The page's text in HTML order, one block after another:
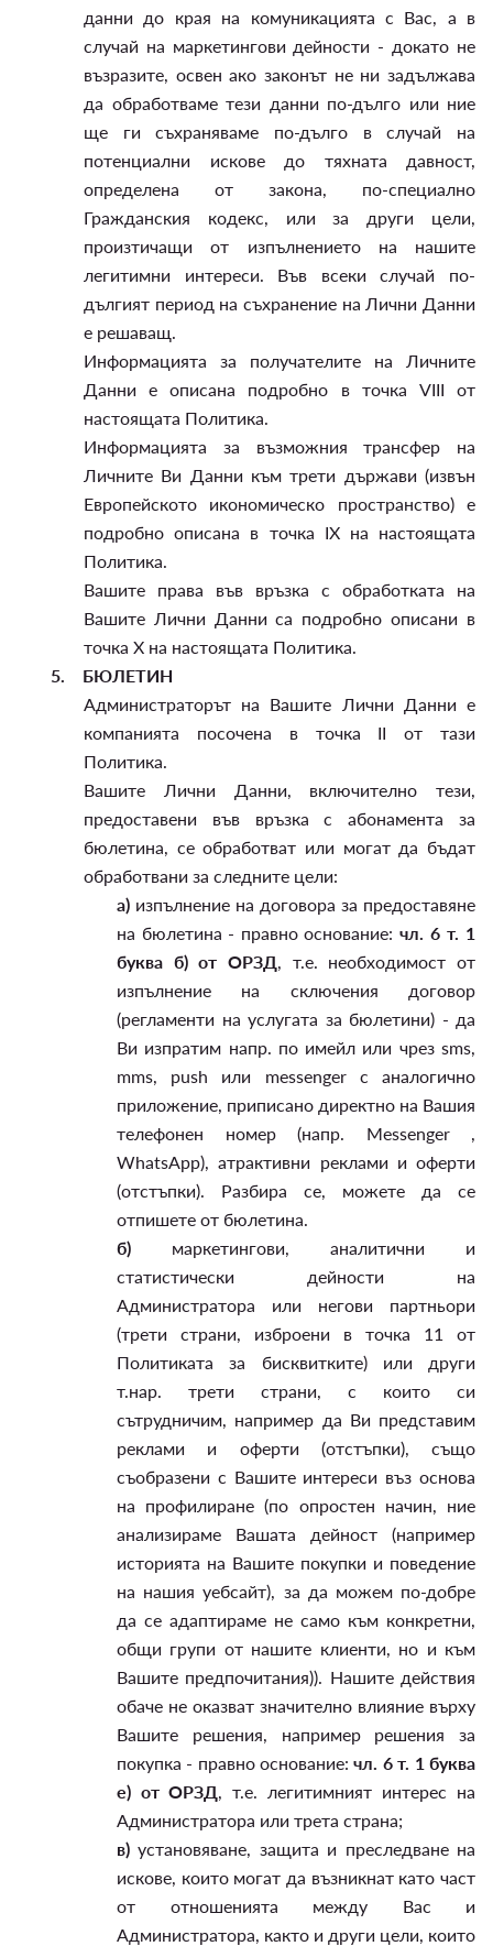
данни до края на комуникацията с Вас, а в
случай на маркетингови дейности - докато не
възразите, освен ако законът не ни задължава
да обработваме тези данни по-дълго или ние
ще ги съхраняваме по-дълго в случай на
потенциални искове до тяхната давност,
определена от закона, по-специално
Гражданския кодекс, или за други цели,
произтичащи от изпълнението на нашите
легитимни интереси. Във всеки случай по-
дългият период на съхранение на Лични Данни
е решаващ.
Информацията за получателите на Личните
Данни е описана подробно в точка VIII от
настоящата Политика.
Информацията за възможния трансфер на
Личните Ви Данни към трети държави (извън
Европейското икономическо пространство) е
подробно описана в точка IX на настоящата
Политика.
Вашите права във връзка с обработката на
Вашите Лични Данни са подробно описани в
точка X на настоящата Политика.
5. БЮЛЕТИН
Администраторът на Вашите Лични Данни е
компанията посочена в точка II от тази
Политика.
Вашите Лични Данни, включително тези,
предоставени във връзка с абонамента за
бюлетина, се обработват или могат да бъдат
обработвани за следните цели:
а) изпълнение на договора за предоставяне
на бюлетина - правно основание: чл. 6 т. 1
буква б) от ОРЗД, т.е. необходимост от
изпълнение на сключения договор
(регламенти на услугата за бюлетини) - да
Ви изпратим напр. по имейл или чрез sms,
mms, push или messenger с аналогично
приложение, приписано директно на Вашия
телефонен номер (напр. Messenger ,
WhatsApp), атрактивни реклами и оферти
(отстъпки). Разбира се, можете да се
отпишете от бюлетина.
б) маркетингови, аналитични и
статистически дейности на
Администратора или негови партньори
(трети страни, изброени в точка 11 от
Политиката за бисквитките) или други
т.нар. трети страни, с които си
сътрудничим, например да Ви представим
реклами и оферти (отстъпки), също
съобразени с Вашите интереси въз основа
на профилиране (по опростен начин, ние
анализираме Вашата дейност (например
историята на Вашите покупки и поведение
на нашия уебсайт), за да можем по-добре
да се адаптираме не само към конкретни,
общи групи от нашите клиенти, но и към
Вашите предпочитания)). Нашите действия
обаче не оказват значително влияние върху
Вашите решения, например решения за
покупка - правно основание: чл. 6 т. 1 буква
е) от ОРЗД, т.е. легитимният интерес на
Администратора или трета страна;
в) установяване, защита и преследване на
искове, които могат да възникнат като част
от отношенията между Вас и
Администратора, както и други цели, които